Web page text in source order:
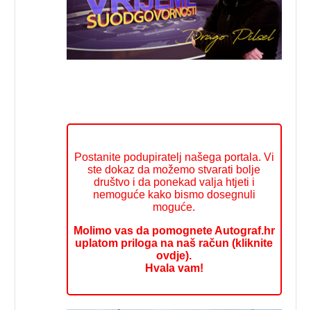
Postanite podupiratelj našega portala. Vi
ste dokaz da možemo stvarati bolje
društvo i da ponekad valja htjeti i
nemoguće kako bismo dosegnuli
moguće.
Molimo vas da pomognete Autograf.hr
uplatom priloga na naš račun (kliknite
ovdje).
Hvala vam!